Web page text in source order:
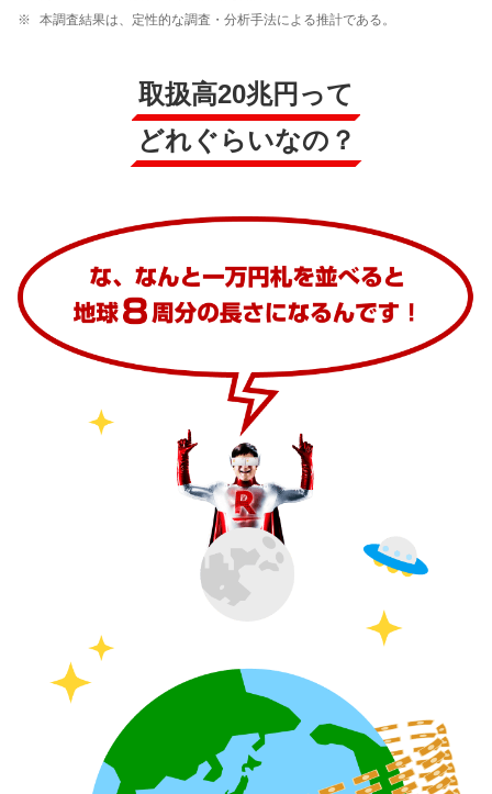
本調査結果は、定性的な調査・分析手法による推計である。
取扱高20兆円って
どれぐらいなの？